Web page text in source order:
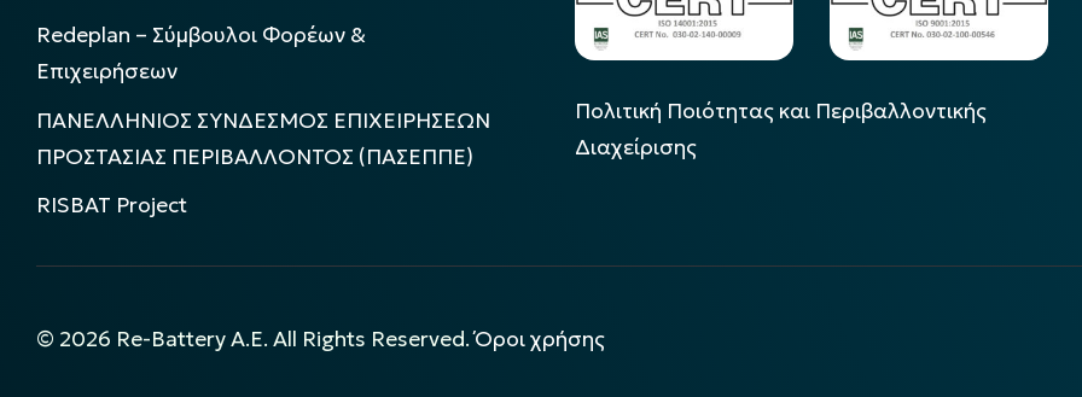
Redeplan – Σύμβουλοι Φορέων &
Επιχειρήσεων
ΠΑΝΕΛΛΗΝΙΟΣ ΣΥΝΔΕΣΜΟΣ ΕΠΙΧΕΙΡΗΣΕΩΝ
ΠΡΟΣΤΑΣΙΑΣ ΠΕΡΙΒΑΛΛΟΝΤΟΣ (ΠΑΣΕΠΠΕ)
RISBAT Project
Πολιτική Ποιότητας και Περιβαλλοντικής
Διαχείρισης
© 2026 Re-Battery A.E. All Rights Reserved.Όροι χρήσης